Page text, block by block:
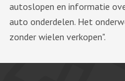
autoslopen en informatie
auto onderdelen. Het
zonder wielen verkopen".